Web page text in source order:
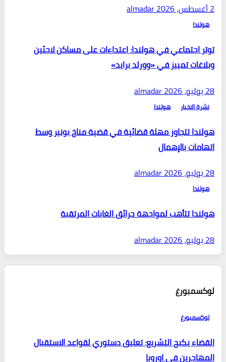
2 أغسطس، 2026
almadar
هولندا
توتر اجتماعي في هولندا: اعتداءات على مساكن لاجئين
وبلاغات تمييز في «وورلد برايد»
28 يوليو، 2026
almadar
نشرة الاخبار هولندا
هولندا تتجاوز مهلة قضائية في قضية مناخ بونير وسط
اتهامات بالإهمال
28 يوليو، 2026
almadar
هولندا
هولندا تتأهب لمواجهة حرائق الغابات المرتقبة
28 يوليو، 2026
almadar
لوكسمبورغ
لوكسمبورغ
القضاء يكبح التشريع: تعليق دستوري لقواعد الاستقبال
المهاجرين في اوروبا